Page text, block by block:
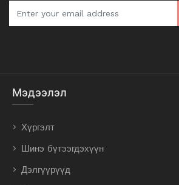
Мэдээлэл
Хүргэлт
Шинэ бүтээгдэхүүн
Дэлгүүрүүд